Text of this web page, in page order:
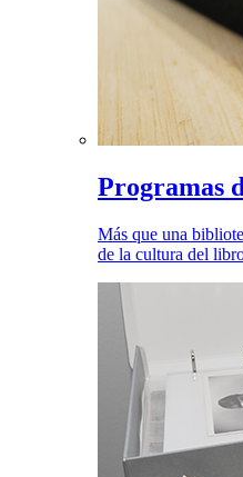
Programas
Más que una
de la cultura del